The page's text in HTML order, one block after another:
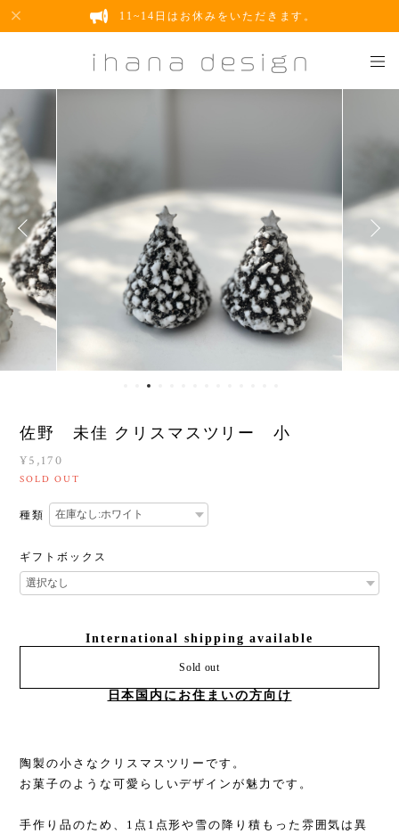
11~14日はお休みをいただきます。
佐野 未佳 クリスマスツリー 小
¥5,170
SOLD OUT
種類
ギフトボックス
International shipping available
Sold out
日本国内にお住まいの方向け
陶製の小さなクリスマスツリーです。
お菓子のような可愛らしいデザインが魅力です。
手作り品のため、1点1点形や雪の降り積もった雰囲気は異